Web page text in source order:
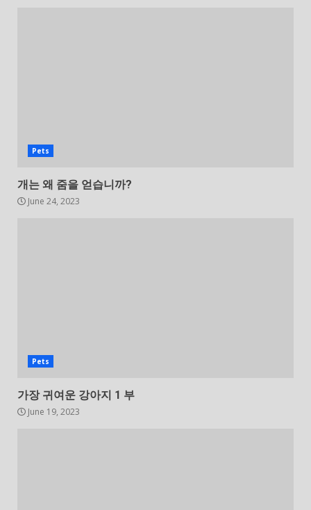
Pets
개는 왜 줌을 얻습니까?
June 24, 2023
Pets
가장 귀여운 강아지 1 부
June 19, 2023